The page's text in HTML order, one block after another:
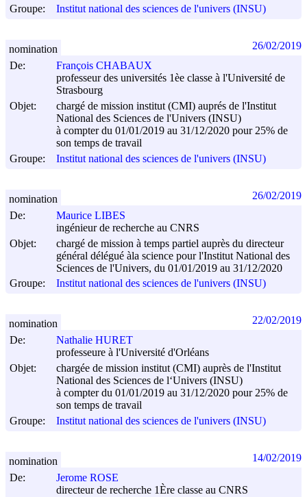
Groupe:
Institut national des sciences de l'univers (INSU)
De:
François CHABAUX
professeur des universités 1èe classe à l'Université de
Strasbourg
Objet:
chargé de mission institut (CMI) auprés de l'Institut
National des Sciences de l'Univers (INSU)
à compter du 01/01/2019 au 31/12/2020 pour 25% de
son temps de travail
Groupe:
Institut national des sciences de l'univers (INSU)
nomination 26/02/2019
De:
Maurice LIBES
ingénieur de recherche au CNRS
Objet:
chargé de mission à temps partiel auprès du directeur
général délégué àla science pour l'Institut National des
Sciences de l'Univers, du 01/01/2019 au 31/12/2020
Groupe:
Institut national des sciences de l'univers (INSU)
nomination 26/02/2019
De:
Nathalie HURET
professeure à l'Université d'Orléans
Objet:
chargée de mission institut (CMI) auprès de l'Institut
National des Sciences de l‘Univers (INSU)
à compter du 01/01/2019 au 31/12/2020 pour 25% de
son temps de travail
Groupe:
Institut national des sciences de l'univers (INSU)
nomination 22/02/2019
De:
Jerome ROSE
directeur de recherche 1Ère classe au CNRS
nomination 14/02/2019